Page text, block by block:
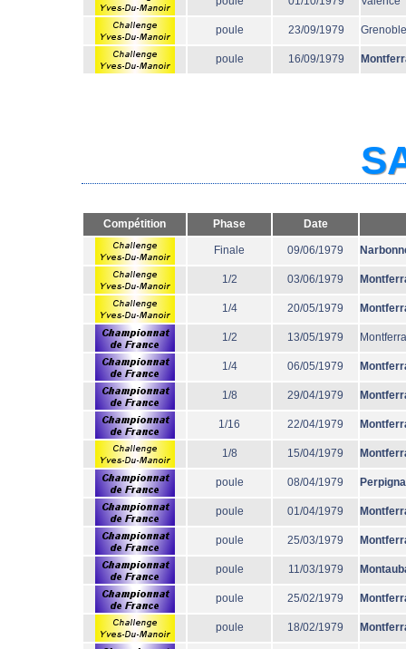
poule 23/09/1979 Grenoble
poule 16/09/1979
Compétition Phase Date
Finale 09/06/1979
1/2 03/06/1979
1/4 20/05/1979
1/2 13/05/1979
1/4 06/05/1979
1/8 29/04/1979
1/16 22/04/1979
1/8 15/04/1979
poule 08/04/1979
poule 01/04/1979
poule 25/03/1979
poule 11/03/1979
poule 25/02/1979
poule 18/02/1979